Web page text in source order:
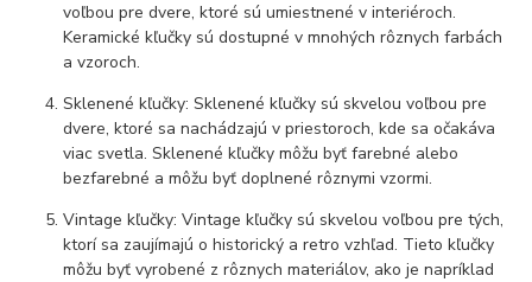
voľbou pre dvere, ktoré sú umiestnené v interiéroch.
Keramické kľučky sú dostupné v mnohých rôznych farbách
a vzoroch.
Sklenené kľučky: Sklenené kľučky sú skvelou voľbou pre
dvere, ktoré sa nachádzajú v priestoroch, kde sa očakáva
viac svetla. Sklenené kľučky môžu byť farebné alebo
bezfarebné a môžu byť doplnené rôznymi vzormi.
Vintage kľučky: Vintage kľučky sú skvelou voľbou pre tých,
ktorí sa zaujímajú o historický a retro vzhľad. Tieto kľučky
môžu byť vyrobené z rôznych materiálov, ako je napríklad